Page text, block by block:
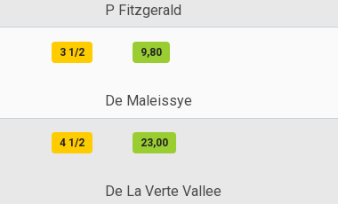
P Fitzgerald
3 1/2 9,80
De Maleissye
4 1/2 23,00
De La Verte Vallee